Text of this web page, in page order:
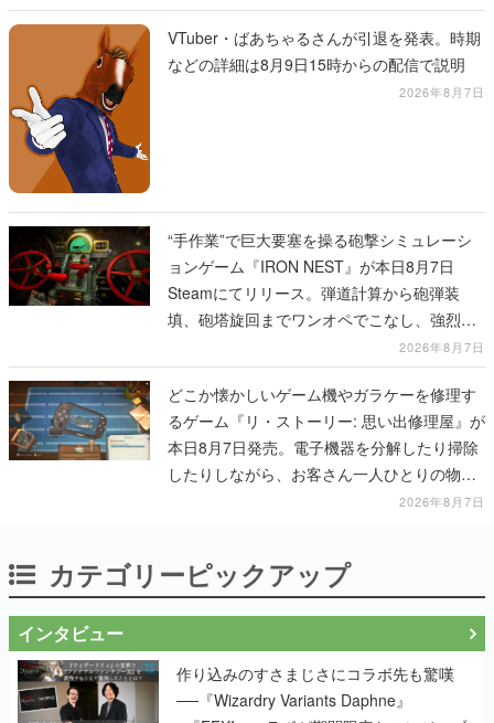
VTuber・ばあちゃるさんが引退を発表。時期
などの詳細は8月9日15時からの配信で説明
2026年8月7日
“手作業”で巨大要塞を操る砲撃シミュレーシ
ョンゲーム『IRON NEST』が本日8月7日
Steamにてリリース。弾道計算から砲弾装
填、砲塔旋回までワンオペでこなし、強烈な
一撃をブチかませるロマンある作品2026年8月7日
どこか懐かしいゲーム機やガラケーを修理す
るゲーム『リ・ストーリー: 思い出修理屋』が
本日8月7日発売。電子機器を分解したり掃除
したりしながら、お客さん一人ひとりの物語
2026年8月7日
カテゴリーピックアップ
インタビュー
作り込みのすさまじさにコラボ先も驚嘆
──『Wizardry Variants Daphne』